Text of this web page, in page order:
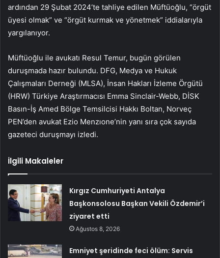
ardından 29 Şubat 2024’te tahliye edilen Müftüoğlu, “örgüt
üyesi olmak” ve “örgüt kurmak ve yönetmek” iddialarıyla
yargılanıyor.
Müftüoğlu ile avukatı Resul Temur, bugün görülen
duruşmada hazır bulundu. DFG, Medya ve Hukuk
Çalışmaları Derneği (MLSA), İnsan Hakları İzleme Örgütü
(HRW) Türkiye Araştırmacısı Emma Sinclair-Webb, DİSK
Basın-İş Amed Bölge Temsilcisi Hakkı Boltan, Norveç
PEN’den avukat Ezio Menzıone’nin yanı sıra çok sayıda
gazeteci duruşmayı izledi.
İlgili Makaleler
Kırgız Cumhuriyeti Antalya
Başkonsolosu Başkan Vekili Özdemir’i
ziyaret etti
Ağustos 8, 2026
Emniyet şeridinde feci ölüm: Servis